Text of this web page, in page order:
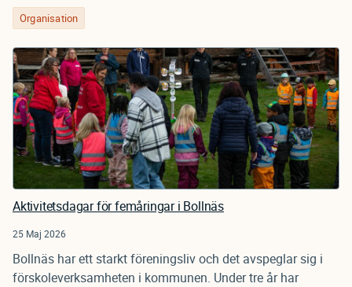
Organisation
Aktivitetsdagar för femåringar i Bollnäs
25 Maj 2026
Bollnäs har ett starkt föreningsliv och det avspeglar sig i
förskoleverksamheten i kommunen. Under tre år har